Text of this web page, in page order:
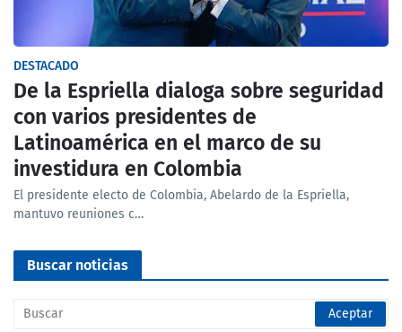
DESTACADO
De la Espriella dialoga sobre seguridad
con varios presidentes de
Latinoamérica en el marco de su
investidura en Colombia
El presidente electo de Colombia, Abelardo de la Espriella,
mantuvo reuniones c…
Buscar noticias